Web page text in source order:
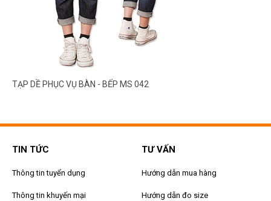
TẠP DỀ PHỤC VỤ BÀN - BẾP MS 042
TIN TỨC
Thông tin tuyển dụng
Thông tin khuyến mại
TƯ VẤN
Hướng dẫn mua hàng
Hướng dẫn đo size